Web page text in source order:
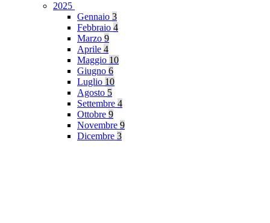
2025
Gennaio 3
Febbraio 4
Marzo 9
Aprile 4
Maggio 10
Giugno 6
Luglio 10
Agosto 5
Settembre 4
Ottobre 9
Novembre 9
Dicembre 3